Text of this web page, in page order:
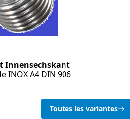
Innensechskant
INOX A4 DIN 906
Toutes les variantes